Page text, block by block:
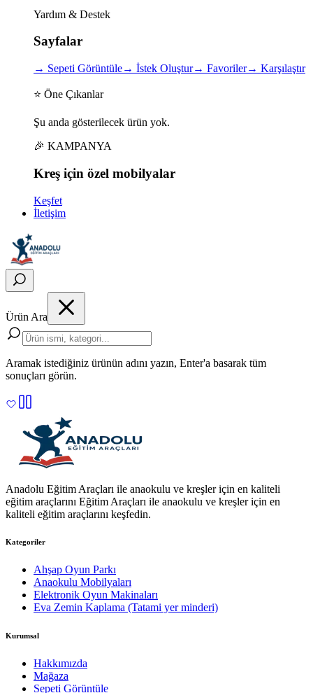
Yardım & Destek
Sayfalar
→ Sepeti Görüntüle→ İstek Oluştur→ Favoriler→ Karşılaştır
⭐ Öne Çıkanlar
Şu anda gösterilecek ürün yok.
🎉 KAMPANYA
Kreş için özel mobilyalar
Keşfet
İletişim
Ürün Ara
Aramak istediğiniz ürünün adını yazın, Enter'a basarak tüm
sonuçları görün.
Anadolu Eğitim Araçları ile anaokulu ve kreşler için en kaliteli
eğitim araçlarını Eğitim Araçları ile anaokulu ve kreşler için en
kaliteli eğitim araçlarını keşfedin.
Kategoriler
Ahşap Oyun Parkı
Anaokulu Mobilyaları
Elektronik Oyun Makinaları
Eva Zemin Kaplama (Tatami yer minderi)
Kurumsal
Hakkımızda
Mağaza
Sepeti Görüntüle